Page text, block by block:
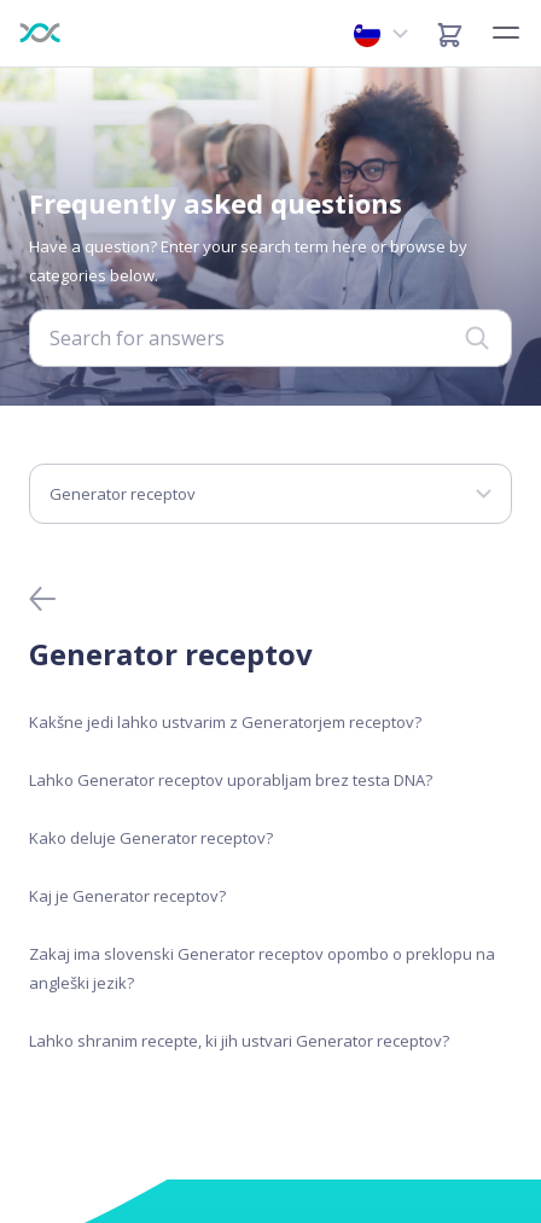
Frequently asked questions
Have a question? Enter your search term here or browse by
categories below.
Generator receptov
Odvzem vzorca
Pred nakupom
Rezultati
Testi DNA
Generator receptov
Kakšne jedi lahko ustvarim z Generatorjem receptov?
Lahko Generator receptov uporabljam brez testa DNA?
Kako deluje Generator receptov?
Kaj je Generator receptov?
Zakaj ima slovenski Generator receptov opombo o preklopu na
angleški jezik?
Lahko shranim recepte, ki jih ustvari Generator receptov?